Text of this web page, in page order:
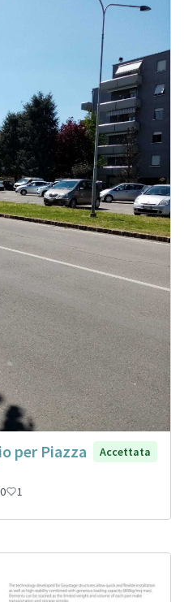
per Piazza
Accettata
0 1